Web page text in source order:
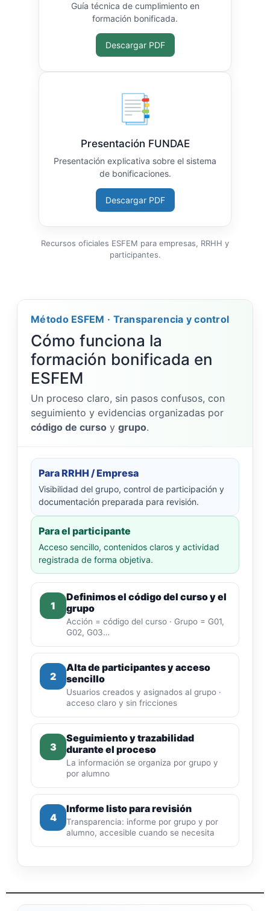
Guía técnica de cumplimiento en
formación bonificada.
Descargar PDF
📑
Presentación FUNDAE
Presentación explicativa sobre el sistema
de bonificaciones.
Descargar PDF
Recursos oficiales ESFEM para empresas, RRHH y
participantes.
Método ESFEM · Transparencia y control
Cómo funciona la
formación bonificada en
ESFEM
Un proceso claro, sin pasos confusos, con
seguimiento y evidencias organizadas por
código de curso y grupo.
Para RRHH / Empresa
Visibilidad del grupo, control de participación y
documentación preparada para revisión.
Para el participante
Acceso sencillo, contenidos claros y actividad
registrada de forma objetiva.
1
Definimos el código del curso y el
grupo
Acción = código del curso · Grupo = G01,
G02, G03…
2
Alta de participantes y acceso
sencillo
Usuarios creados y asignados al grupo ·
acceso claro y sin fricciones
3
Seguimiento y trazabilidad
durante el proceso
La información se organiza por grupo y
por alumno
4
Informe listo para revisión
Transparencia: informe por grupo y por
alumno, accesible cuando se necesita